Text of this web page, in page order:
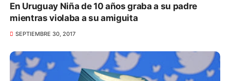
En Uruguay Niña de 10 años graba a su padre
mientras violaba a su amiguita
SEPTIEMBRE 30, 2017